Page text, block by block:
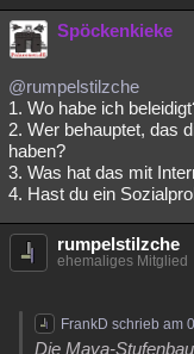
Spöckenkieke
@rumpelstilzche
1. Wo habe ich
2. Wer behauptet, das
haben?
3. Was hat das mit
4. Hast du ein
rumpelstilzche
ehemaliges Mitglied
FrankD schrieb am
Die Maya-